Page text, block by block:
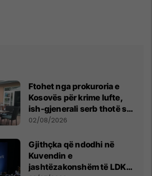
Ftohet nga prokuroria e
Kosovës për krime lufte,
ish-gjenerali serb thotë se
dikush e tradhtoi në
02/08/2026
Gjithçka që ndodhi në
Kuvendin e
jashtëzakonshëm të LDK-